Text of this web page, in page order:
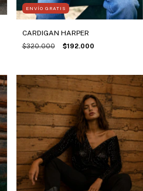
ENVÍO GRATIS
CARDIGAN HARPER
$320.000 $192.000